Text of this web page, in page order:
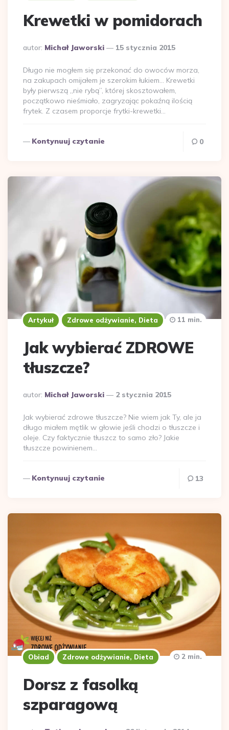
Krewetki w pomidorach
Dodane
autor: Michał Jaworski 15 stycznia 2015
Długo nie mogłem się przekonać do owoców morza,
na zakupach omijałem je szerokim łukiem… Krewetki
były pierwszą „nie rybą”, której skosztowałem,
początkowo nieśmiało, zagryzając pokaźną ilością
frytek. Z czasem proporcje frytki-krewetki…
Kontynuuj czytanie 0
Artykuł Zdrowe odżywianie, Dieta
Jak wybierać ZDROWE
tłuszcze?
Dodane
autor: Michał Jaworski 2 stycznia 2015
11 min.
Jak wybierać zdrowe tłuszcze? Nie wiem jak Ty, ale ja
długo miałem mętlik w głowie jeśli chodzi o tłuszcze i
oleje. Czy faktycznie tłuszcz to samo zło? Jakie
tłuszcze powinienem…
Kontynuuj czytanie 13
Obiad Zdrowe odżywianie, Dieta
Dorsz z fasolką
szparagową
2 min.